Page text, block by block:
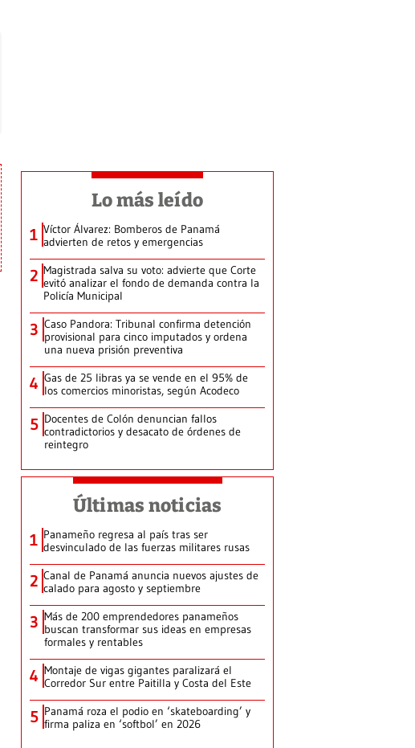
Lo más leído
1 Víctor Álvarez: Bomberos de Panamá
advierten de retos y emergencias
2 Magistrada salva su voto: advierte que Corte
evitó analizar el fondo de demanda contra la
Policía Municipal
3 Caso Pandora: Tribunal confirma detención
provisional para cinco imputados y ordena
una nueva prisión preventiva
4 Gas de 25 libras ya se vende en el 95% de
los comercios minoristas, según Acodeco
5 Docentes de Colón denuncian fallos
contradictorios y desacato de órdenes de
reintegro
Últimas noticias
1 Panameño regresa al país tras ser
desvinculado de las fuerzas militares rusas
2 Canal de Panamá anuncia nuevos ajustes de
calado para agosto y septiembre
3 Más de 200 emprendedores panameños
buscan transformar sus ideas en empresas
formales y rentables
4 Montaje de vigas gigantes paralizará el
Corredor Sur entre Paitilla y Costa del Este
5 Panamá roza el podio en ‘skateboarding’ y
firma paliza en ‘softbol’ en 2026